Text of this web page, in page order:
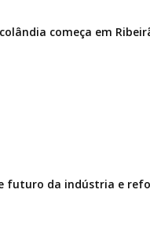
começa em
futuro da indústria e